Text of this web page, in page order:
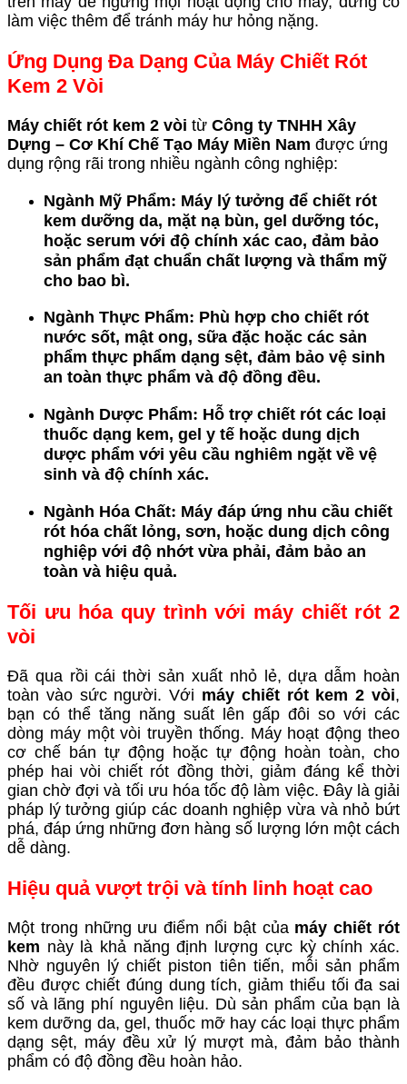
làm việc thêm để tránh máy hư hỏng nặng.
Ứng Dụng Đa Dạng Của Máy Chiết Rót
Kem 2 Vòi
Máy chiết rót kem 2 vòi từ Công ty TNHH Xây
Dựng – Cơ Khí Chế Tạo Máy Miền Nam được ứng
dụng rộng rãi trong nhiều ngành công nghiệp:
Ngành Mỹ Phẩm: Máy lý tưởng để chiết rót
kem dưỡng da, mặt nạ bùn, gel dưỡng tóc,
hoặc serum với độ chính xác cao, đảm bảo
sản phẩm đạt chuẩn chất lượng và thẩm mỹ
cho bao bì.
Ngành Thực Phẩm: Phù hợp cho chiết rót
nước sốt, mật ong, sữa đặc hoặc các sản
phẩm thực phẩm dạng sệt, đảm bảo vệ sinh
an toàn thực phẩm và độ đồng đều.
Ngành Dược Phẩm: Hỗ trợ chiết rót các loại
thuốc dạng kem, gel y tế hoặc dung dịch
dược phẩm với yêu cầu nghiêm ngặt về vệ
sinh và độ chính xác.
Ngành Hóa Chất: Máy đáp ứng nhu cầu chiết
rót hóa chất lỏng, sơn, hoặc dung dịch công
nghiệp với độ nhớt vừa phải, đảm bảo an
toàn và hiệu quả.
Tối ưu hóa quy trình với máy chiết rót 2
vòi
Đã qua rồi cái thời sản xuất nhỏ lẻ, dựa dẫm hoàn
toàn vào sức người. Với máy chiết rót kem 2 vòi,
bạn có thể tăng năng suất lên gấp đôi so với các
dòng máy một vòi truyền thống. Máy hoạt động theo
cơ chế bán tự động hoặc tự động hoàn toàn, cho
phép hai vòi chiết rót đồng thời, giảm đáng kể thời
gian chờ đợi và tối ưu hóa tốc độ làm việc. Đây là giải
pháp lý tưởng giúp các doanh nghiệp vừa và nhỏ bứt
phá, đáp ứng những đơn hàng số lượng lớn một cách
dễ dàng.
Hiệu quả vượt trội và tính linh hoạt cao
Một trong những ưu điểm nổi bật của máy chiết rót
kem này là khả năng định lượng cực kỳ chính xác.
Nhờ nguyên lý chiết piston tiên tiến, mỗi sản phẩm
đều được chiết đúng dung tích, giảm thiểu tối đa sai
số và lãng phí nguyên liệu. Dù sản phẩm của bạn là
kem dưỡng da, gel, thuốc mỡ hay các loại thực phẩm
dạng sệt, máy đều xử lý mượt mà, đảm bảo thành
phẩm có độ đồng đều hoàn hảo.